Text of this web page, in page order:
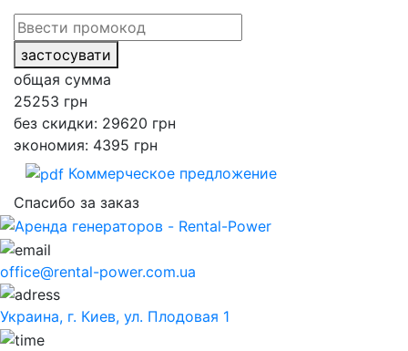
застосувати
общая сумма
25253 грн
без скидки: 29620 грн
экономия: 4395 грн
Коммерческое предложение
Спасибо за заказ
office@rental-power.com.ua
Украина, г. Киев, ул. Плодовая 1